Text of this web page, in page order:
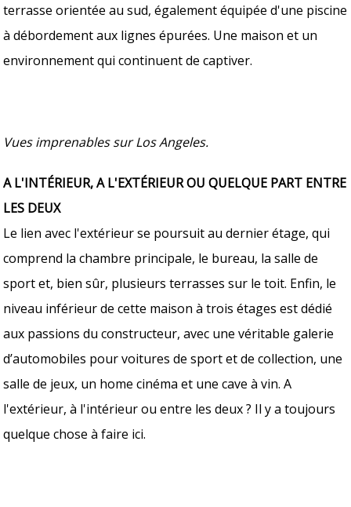
terrasse orientée au sud, également équipée d'une piscine
à débordement aux lignes épurées. Une maison et un
environnement qui continuent de captiver.
Vues imprenables sur Los Angeles.
A L'INTÉRIEUR,АL'EXTÉRIEUR OU QUELQUE PART ENTRE
LES DEUX
Le lien avec l'extérieur se poursuit au dernier étage, qui
comprend la chambre principale, le bureau, la salle de
sport et, bien sûr, plusieurs terrasses sur le toit. Enfin, le
niveau inférieur de cette maison à trois étages est dédié
aux passions du constructeur, avec une véritable galerie
d’automobiles pour voitures de sport et de collection, une
salle de jeux, un home cinéma et une cave à vin. A
l'extérieur, à l'intérieur ou entre les deux ? Il y a toujours
quelque chose à faire ici.